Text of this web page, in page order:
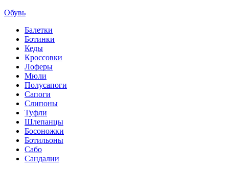
Обувь
Балетки
Ботинки
Кеды
Кроссовки
Лоферы
Мюли
Полусапоги
Сапоги
Слипоны
Туфли
Шлепанцы
Босоножки
Ботильоны
Сабо
Сандалии